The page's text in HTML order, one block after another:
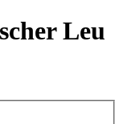
Leu